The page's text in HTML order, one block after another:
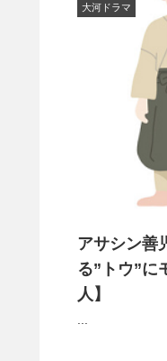
大河ドラマ
アサシン善
る”トウ”に
人】